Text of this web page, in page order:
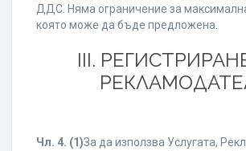
ДДС. Няма ограничение за
която може да бъде предложена.
ІІІ.
Чл. 4. (1)За да използва Услугата,